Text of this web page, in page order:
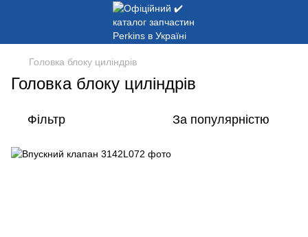
Головка блоку циліндрів
Головка блоку циліндрів
Фільтр За популярністю